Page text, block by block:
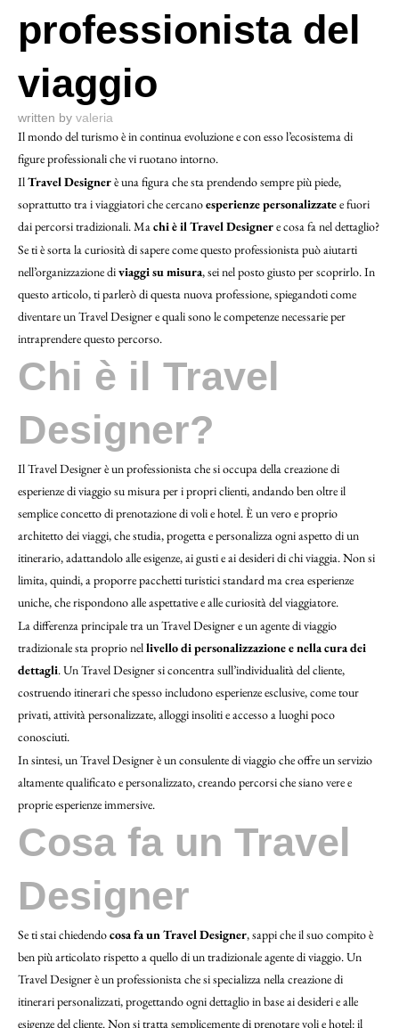
professionista del
viaggio
written by valeria
Il mondo del turismo è in continua evoluzione e con esso l’ecosistema di
figure professionali che vi ruotano intorno.
IlTravel Designerè una figura che sta prendendo sempre più piede,
soprattutto tra i viaggiatori che cercanoesperienze personalizzatee fuori
dai percorsi tradizionali. Machi è il Travel Designere cosa fa nel dettaglio?
Se ti è sorta la curiosità di sapere come questo professionista può aiutarti
nell’organizzazione diviaggi su misura, sei nel posto giusto per scoprirlo. In
questo articolo, ti parlerò di questa nuova professione, spiegandoti come
diventare un Travel Designer e quali sono le competenze necessarie per
intraprendere questo percorso.
Chi è il Travel
Designer?
Il Travel Designer è un professionista che si occupa della creazione di
esperienze di viaggio su misura per i propri clienti, andando ben oltre il
semplice concetto di prenotazione di voli e hotel. È un vero e proprio
architetto dei viaggi, che studia, progetta e personalizza ogni aspetto di un
itinerario, adattandolo alle esigenze, ai gusti e ai desideri di chi viaggia. Non si
limita, quindi, a proporre pacchetti turistici standard ma crea esperienze
uniche, che rispondono alle aspettative e alle curiosità del viaggiatore.
La differenza principale tra un Travel Designer e un agente di viaggio
tradizionale sta proprio nellivello di personalizzazione e nella cura dei
dettagli. Un Travel Designer si concentra sull’individualità del cliente,
costruendo itinerari che spesso includono esperienze esclusive, come tour
privati, attività personalizzate, alloggi insoliti e accesso a luoghi poco
conosciuti.
In sintesi, un Travel Designer è un consulente di viaggio che offre un servizio
altamente qualificato e personalizzato, creando percorsi che siano vere e
proprie esperienze immersive.
Cosa fa un Travel
Designer
Se ti stai chiedendocosa fa un Travel Designer, sappi che il suo compito è
ben più articolato rispetto a quello di un tradizionale agente di viaggio. Un
Travel Designer è un professionista che si specializza nella creazione di
itinerari personalizzati, progettando ogni dettaglio in base ai desideri e alle
esigenze del cliente. Non si tratta semplicemente di prenotare voli e hotel: il